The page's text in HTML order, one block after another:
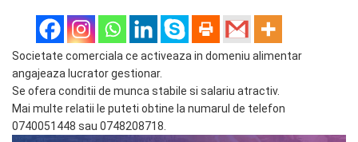
Societate comerciala ce activeaza in domeniu alimentar
angajeaza lucrator gestionar.
Se ofera conditii de munca stabile si salariu atractiv.
Mai multe relatii le puteti obtine la numarul de telefon
0740051448 sau 0748208718.